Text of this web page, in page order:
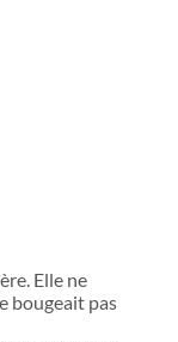
Elle ne
bougeait pas